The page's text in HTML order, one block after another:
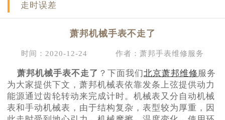
2026年6月萧邦售后服务中心最新网点地址：
节假日正常营业！
走时误差
萧邦机械手表不走了
时间：2020-12-24 作者：萧邦手表维修服务
萧邦机械手表不走了 ？下面我们 北京萧邦维修 服务
为大家提供下文，萧邦机械表依靠发条上弦提供动力
能源通过齿轮转动来完成计时。机械表又分自动机械
表和手动机械表，由于结构复杂，表型较为厚重，因